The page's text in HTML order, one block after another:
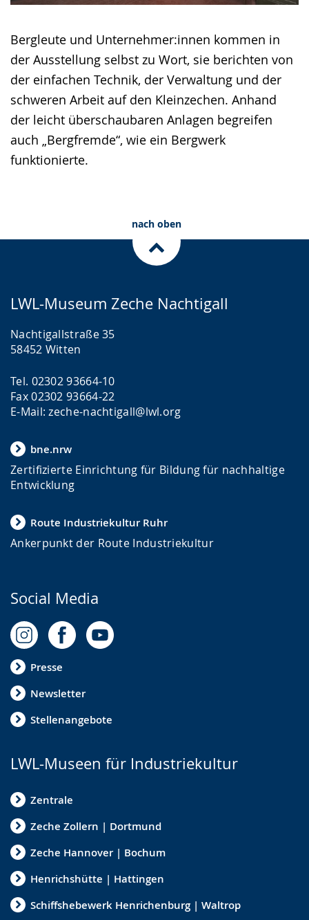
Bergleute und Unternehmer:innen kommen in
der Ausstellung selbst zu Wort, sie berichten von
der einfachen Technik, der Verwaltung und der
schweren Arbeit auf den Kleinzechen. Anhand
der leicht überschaubaren Anlagen begreifen
auch „Bergfremde“, wie ein Bergwerk
funktionierte.
nach oben
LWL-Museum Zeche Nachtigall
Nachtigallstraße 35
58452 Witten
Tel. 02302 93664-10
Fax 02302 93664-22
E-Mail: zeche-nachtigall@lwl.org
bne.nrw
Zertifizierte Einrichtung für Bildung für nachhaltige
Entwicklung
Route Industriekultur Ruhr
Ankerpunkt der Route Industriekultur
Social Media
Presse
Newsletter
Stellenangebote
LWL-Museen für Industriekultur
Zentrale
Zeche Zollern | Dortmund
Zeche Hannover | Bochum
Henrichshütte | Hattingen
Schiffshebewerk Henrichenburg | Waltrop